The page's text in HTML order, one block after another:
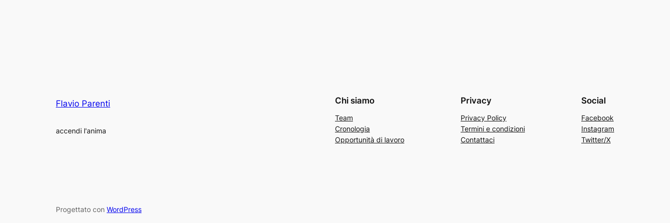
Flavio Parenti
accendi l'anima
Chi siamo
Team
Cronologia
Opportunità di lavoro
Privacy
Privacy Policy
Termini e condizioni
Contattaci
Social
Facebook
Instagram
Twitter/X
Progettato con WordPress